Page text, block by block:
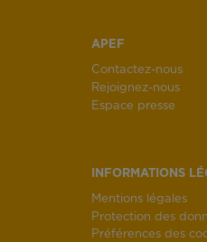
APEF
Contactez-nous
Rejoignez-nous
Espace presse
INFORMATIONS
Mentions légales
Protection des
Préférences des